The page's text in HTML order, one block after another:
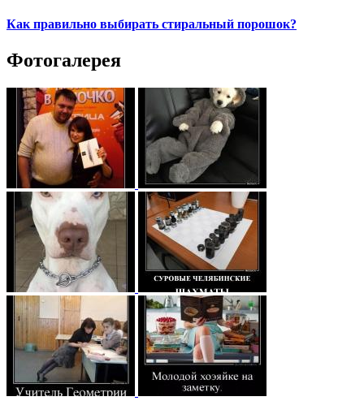
Как правильно выбирать стиральный порошок?
Фотогалерея